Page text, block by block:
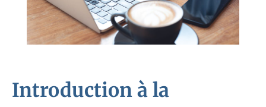
Introduction à la